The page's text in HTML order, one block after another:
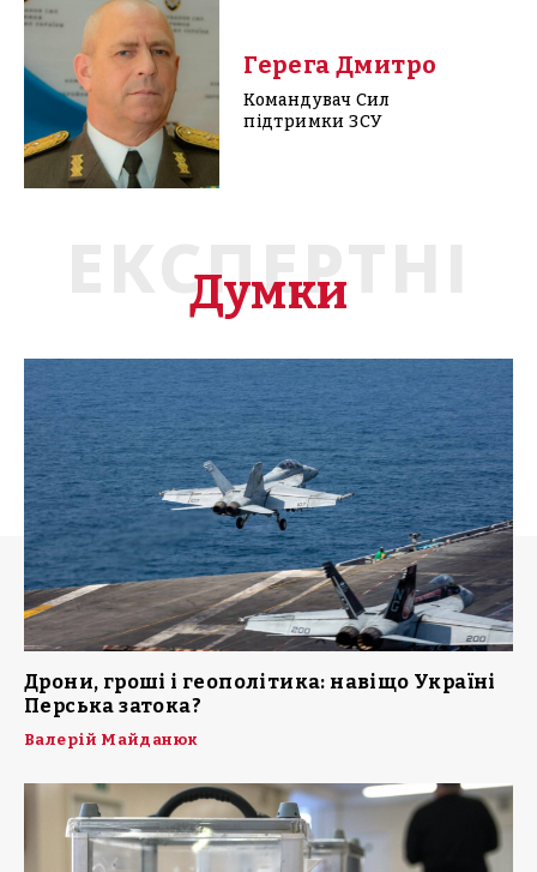
Герега Дмитро
Командувач Сил
підтримки ЗСУ
ЕКСПЕРТНІ
Думки
Дрони, гроші і геополітика: навіщо Україні
Перська затока?
Валерій Майданюк